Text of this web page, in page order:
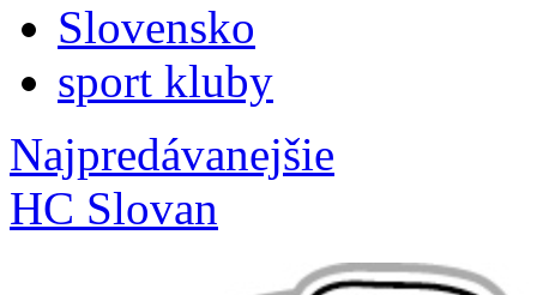
Slovensko
sport kluby
Najpredávanejšie
HC Slovan